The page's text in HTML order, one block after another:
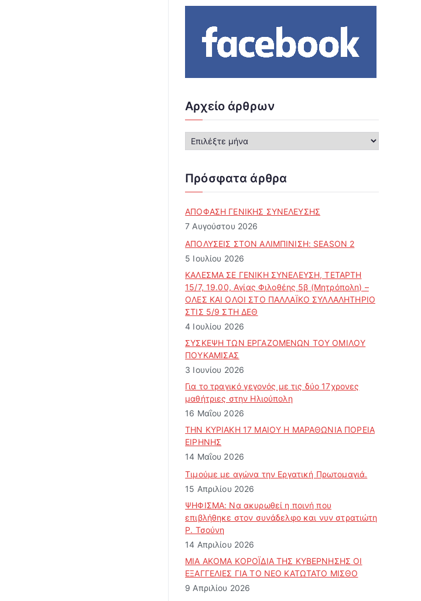
Αρχείο άρθρων
ρ
ε
ά
ρ
ρ
ω
ν
Πρόσφατα άρθρα
ΑΠΟΦΑΣΗ ΓΕΝΙΚΗΣ ΣΥΝΕΛΕΥΣΗΣ
7 Αυγούστου 2026
ΑΠΟΛΥΣΕΙΣ ΣΤΟΝ ΑΛΙΜΠΙΝΙΣΗ: SEASON 2
5 Ιουλίου 2026
ΚΑΛΕΣΜΑ ΣΕ ΓΕΝΙΚΗ ΣΥΝΕΛΕΥΣΗ, ΤΕΤΑΡΤΗ
15/7, 19.00, Αγίας Φιλοθέης 5β (Μητρόπολη) –
ΟΛΕΣ ΚΑΙ ΟΛΟΙ ΣΤΟ ΠΑΛΛΑΪΚΟ ΣΥΛΛΑΛΗΤΗΡΙΟ
ΣΤΙΣ 5/9 ΣΤΗ ΔΕΘ
4 Ιουλίου 2026
ΣΥΣΚΕΨΗ ΤΩΝ ΕΡΓΑΖΟΜΕΝΩΝ ΤΟΥ ΟΜΙΛΟΥ
ΠΟΥΚΑΜΙΣΑΣ
3 Ιουνίου 2026
Για το τραγικό γεγονός με τις δύο 17χρονες
μαθήτριες στην Ηλιούπολη
16 Μαΐου 2026
ΤΗΝ ΚΥΡΙΑΚΗ 17 ΜΑΙΟΥ Η ΜΑΡΑΘΩΝΙΑ ΠΟΡΕΙΑ
ΕΙΡΗΝΗΣ
14 Μαΐου 2026
Τιμούμε με αγώνα την Εργατική Πρωτομαγιά.
15 Απριλίου 2026
ΨΗΦΙΣΜΑ: Να ακυρωθεί η ποινή που
επιβλήθηκε στον συνάδελφο και νυν στρατιώτη
Ρ. Τσούνη
14 Απριλίου 2026
ΜΙΑ ΑΚΟΜΑ ΚΟΡΟΪΔΙΑ ΤΗΣ ΚΥΒΕΡΝΗΣΗΣ ΟΙ
ΕΞΑΓΓΕΛΙΕΣ ΓΙΑ ΤΟ ΝΕΟ ΚΑΤΩΤΑΤΟ ΜΙΣΘΟ
9 Απριλίου 2026